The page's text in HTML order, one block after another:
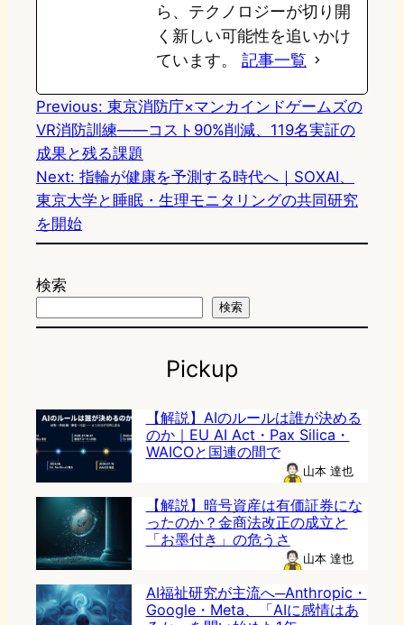
ら、テクノロジーが切り開
く新しい可能性を追いかけ
ています。 記事一覧
Previous: 東京消防庁×マンカインドゲームズの
VR消防訓練——コスト90%削減、119名実証の
成果と残る課題
Next: 指輪が健康を予測する時代へ｜SOXAI、
東京大学と睡眠・生理モニタリングの共同研究
を開始
検索
検索
Pickup
【解説】AIのルールは誰が決める
のか｜EU AI Act・Pax Silica・
WAICOと国連の間で
山本 達也
【解説】暗号資産は有価証券にな
ったのか？金商法改正の成立と
「お墨付き」の危うさ
山本 達也
AI福祉研究が主流へ─Anthropic・
Google・Meta、「AIに感情はあ